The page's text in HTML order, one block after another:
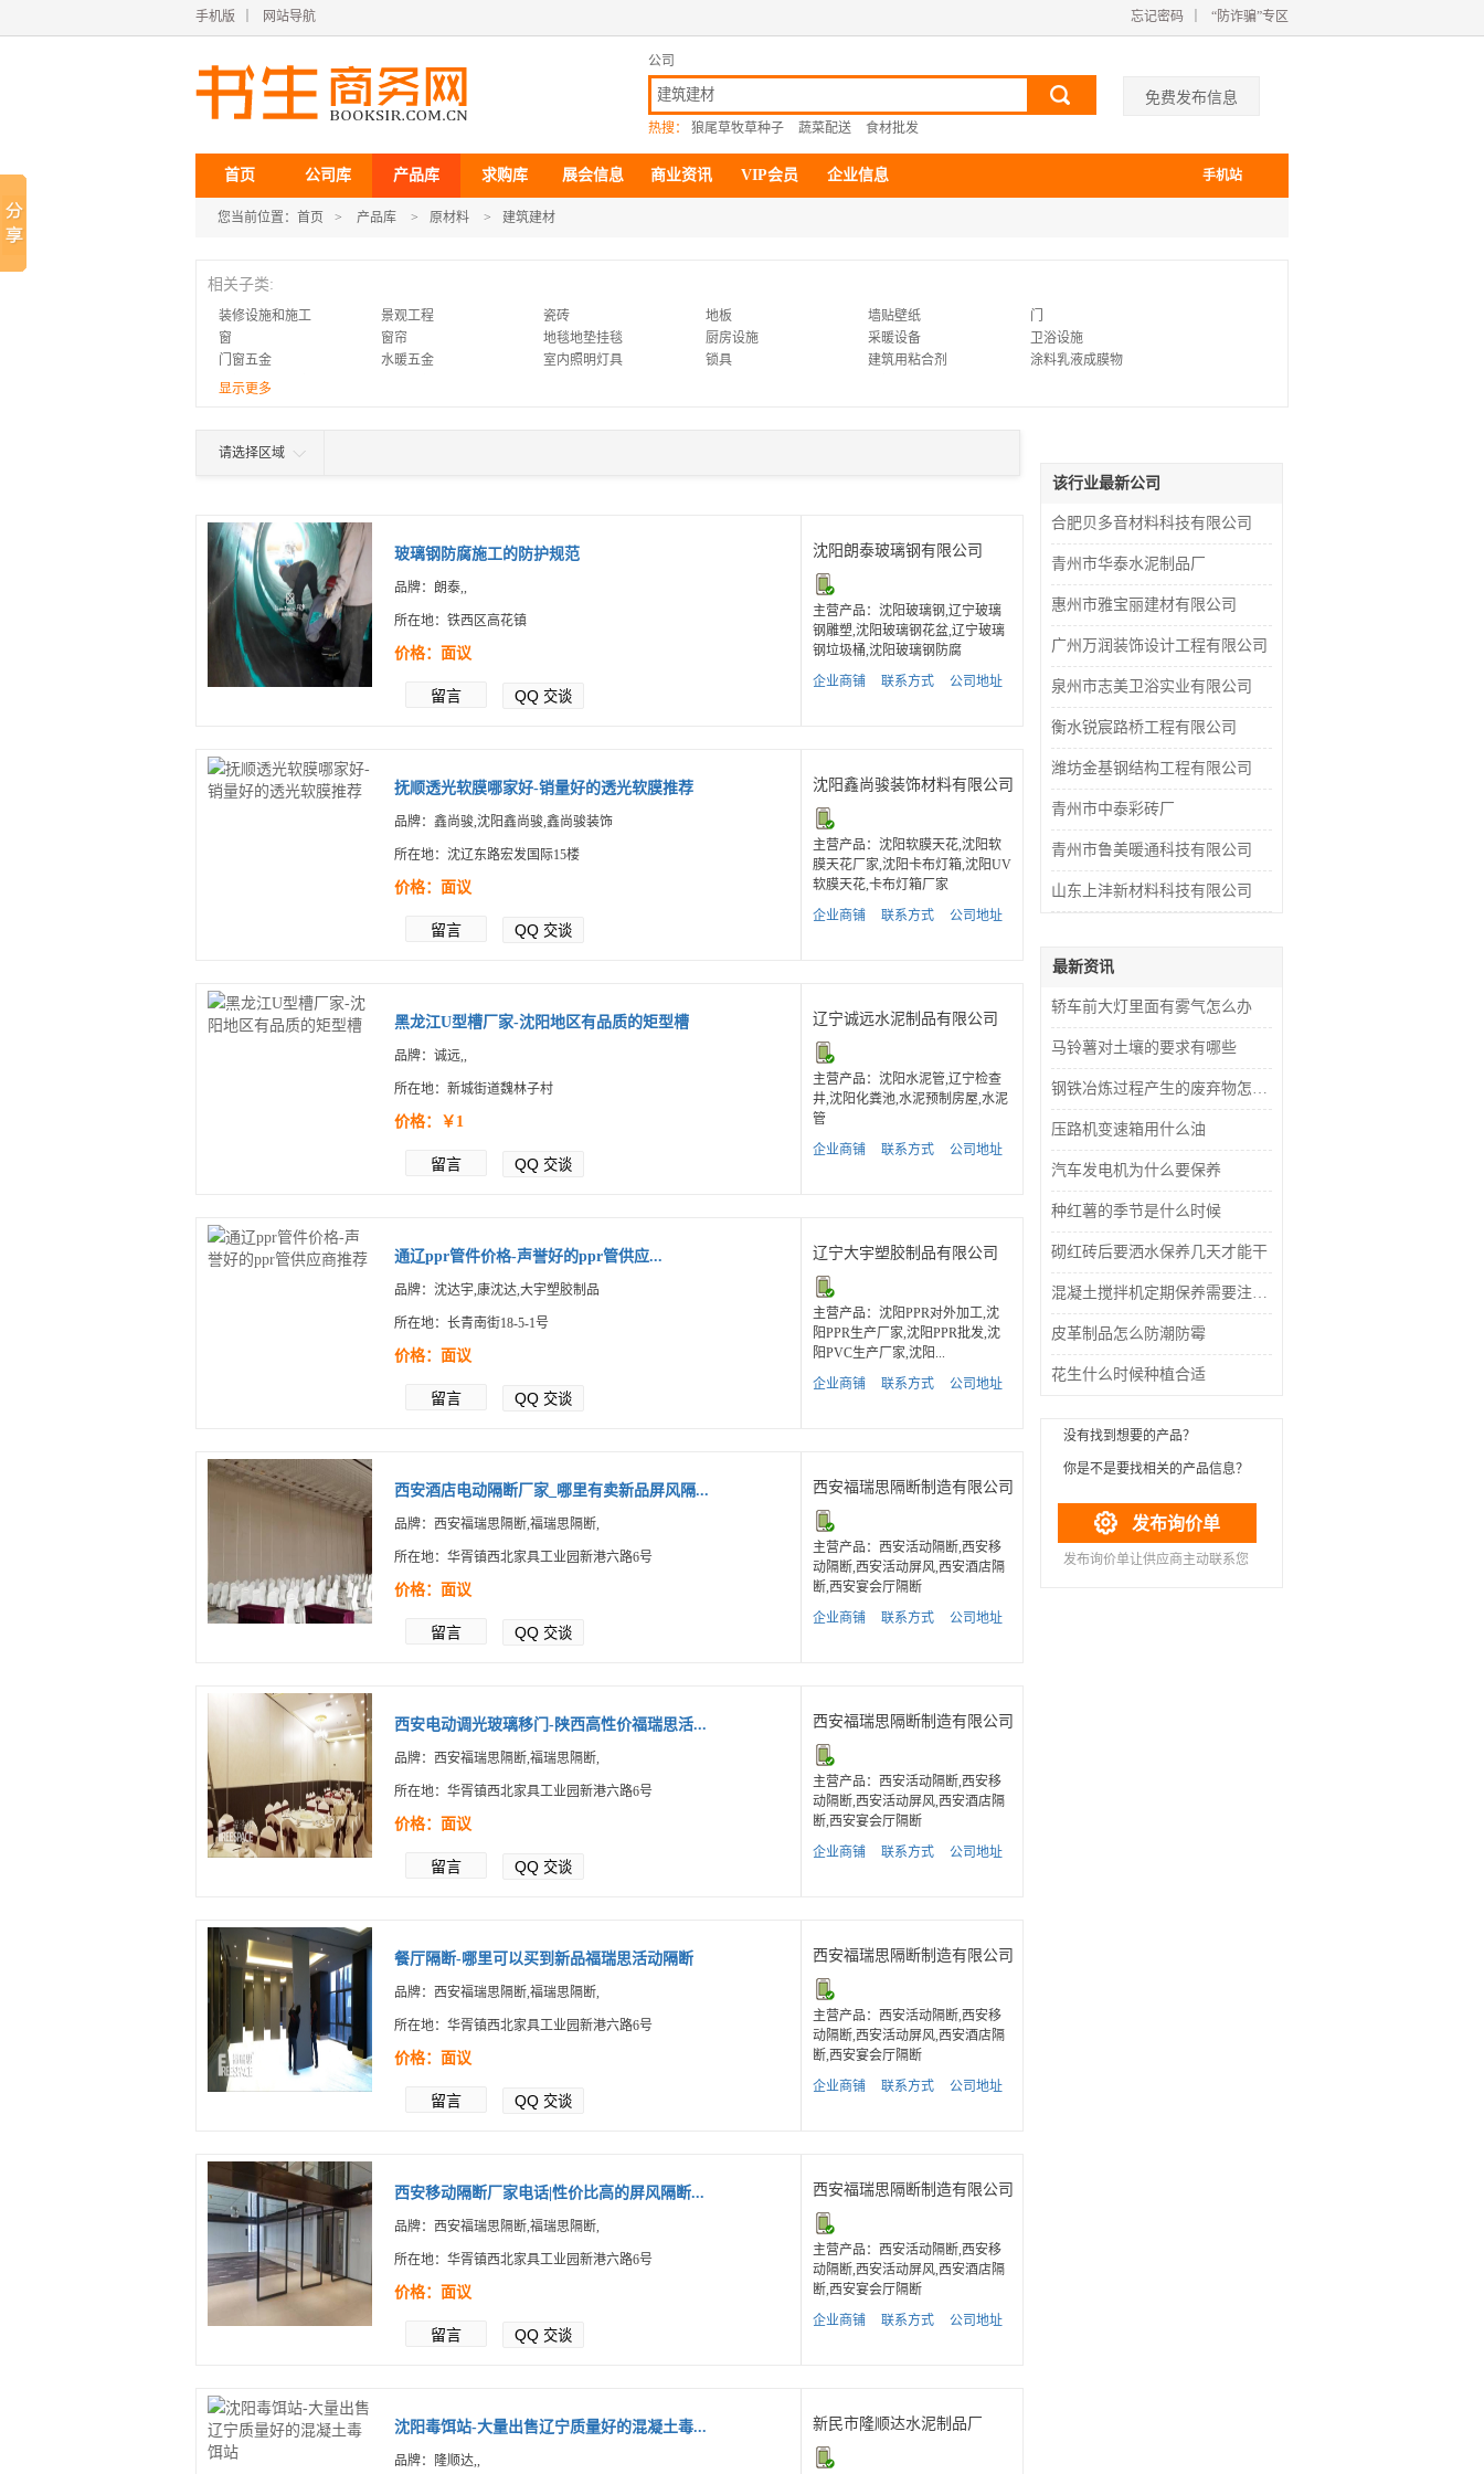
手机版 网站导航 忘记密码 “防诈骗”专区
公司
热搜： 狼尾草牧草种子 蔬菜配送 食材批发
免费发布信息
首页 公司库 产品库 求购库 展会信息 商业资讯 VIP会员 企业信息 手机站
您当前位置： 首页 > 产品库 > 原材料 > 建筑建材
相关子类:
装修设施和施工 景观工程 瓷砖 地板 墙贴壁纸
门
窗
窗帘 地毯地垫挂毯 厨房设施 采暖设备
卫浴设施
门窗五金
水暖五金 室内照明灯具 锁具 建筑用粘合剂
涂料乳液成膜物
建筑用精细化学品
排水板
收口网
显示更多
请选择区域
玻璃钢防腐施工的防护规范
品牌：朗泰,,
所在地：铁西区高花镇
价格：面议
留言 QQ 交谈
沈阳朗泰玻璃钢有限公司
主营产品：沈阳玻璃钢,辽宁玻璃
钢雕塑,沈阳玻璃钢花盆,辽宁玻璃
钢垃圾桶,沈阳玻璃钢防腐
企业商铺
联系方式 公司地址
抚顺透光软膜哪家好-销量好的透光软膜推荐
品牌：鑫尚骏,沈阳鑫尚骏,鑫尚骏装饰
所在地：沈辽东路宏发国际15楼
价格：面议
留言 QQ 交谈
沈阳鑫尚骏装饰材料有限公司
主营产品：沈阳软膜天花,沈阳软
膜天花厂家,沈阳卡布灯箱,沈阳UV
软膜天花,卡布灯箱厂家
企业商铺
联系方式 公司地址
黑龙江U型槽厂家-沈阳地区有品质的矩型槽
品牌：诚远,,
所在地：新城街道魏林子村
价格：￥1
留言 QQ 交谈
辽宁诚远水泥制品有限公司
主营产品：沈阳水泥管,辽宁检查
井,沈阳化粪池,水泥预制房屋,水泥
管
企业商铺
联系方式 公司地址
通辽ppr管件价格-声誉好的ppr管供应...
品牌：沈达宇,康沈达,大宇塑胶制品
所在地：长青南街18-5-1号
价格：面议
留言 QQ 交谈
辽宁大宇塑胶制品有限公司
主营产品：沈阳PPR对外加工,沈
阳PPR生产厂家,沈阳PPR批发,沈
阳PVC生产厂家,沈阳...
企业商铺
联系方式 公司地址
西安酒店电动隔断厂家_哪里有卖新品屏风隔...
品牌：西安福瑞思隔断,福瑞思隔断,
所在地：华胥镇西北家具工业园新港六路6号
价格：面议
留言 QQ 交谈
西安福瑞思隔断制造有限公司
主营产品：西安活动隔断,西安移
动隔断,西安活动屏风,西安酒店隔
断,西安宴会厅隔断
企业商铺
联系方式 公司地址
西安电动调光玻璃移门-陕西高性价福瑞思活...
品牌：西安福瑞思隔断,福瑞思隔断,
所在地：华胥镇西北家具工业园新港六路6号
价格：面议
留言 QQ 交谈
西安福瑞思隔断制造有限公司
主营产品：西安活动隔断,西安移
动隔断,西安活动屏风,西安酒店隔
断,西安宴会厅隔断
企业商铺
联系方式 公司地址
餐厅隔断-哪里可以买到新品福瑞思活动隔断
品牌：西安福瑞思隔断,福瑞思隔断,
所在地：华胥镇西北家具工业园新港六路6号
价格：面议
留言 QQ 交谈
西安福瑞思隔断制造有限公司
主营产品：西安活动隔断,西安移
动隔断,西安活动屏风,西安酒店隔
断,西安宴会厅隔断
企业商铺
联系方式 公司地址
西安移动隔断厂家电话|性价比高的屏风隔断...
品牌：西安福瑞思隔断,福瑞思隔断,
所在地：华胥镇西北家具工业园新港六路6号
价格：面议
留言 QQ 交谈
西安福瑞思隔断制造有限公司
主营产品：西安活动隔断,西安移
动隔断,西安活动屏风,西安酒店隔
断,西安宴会厅隔断
企业商铺
联系方式 公司地址
沈阳毒饵站-大量出售辽宁质量好的混凝土毒...
品牌：隆顺达,,
新民市隆顺达水泥制品厂
该行业最新公司
合肥贝多音材料科技有限公司
青州市华泰水泥制品厂
惠州市雅宝丽建材有限公司
广州万润装饰设计工程有限公司
泉州市志美卫浴实业有限公司
衡水锐宸路桥工程有限公司
潍坊金基钢结构工程有限公司
青州市中泰彩砖厂
青州市鲁美暖通科技有限公司
山东上沣新材料科技有限公司
最新资讯
轿车前大灯里面有雾气怎么办
马铃薯对土壤的要求有哪些
钢铁冶炼过程产生的废弃物怎么处理
压路机变速箱用什么油
汽车发电机为什么要保养
种红薯的季节是什么时候
砌红砖后要洒水保养几天才能干
混凝土搅拌机定期保养需要注意什么
皮革制品怎么防潮防霉
花生什么时候种植合适
没有找到想要的产品？
你是不是要找相关的产品信息？
 发布询价单
发布询价单让供应商主动联系您